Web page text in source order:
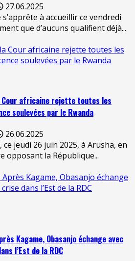
27.06.2025
à accueillir ce vendredi
que d’aucuns qualifient déjà...
la Cour africaine rejette toutes les
soulevées par le Rwanda
Cour africaine rejette toutes les
soulevées par le Rwanda
26.06.2025
jeudi 26 juin 2025, à Arusha, en
opposant la République...
Kagame, Obasanjo échange
dans l’Est de la RDC
Kagame, Obasanjo échange avec
l’Est de la RDC